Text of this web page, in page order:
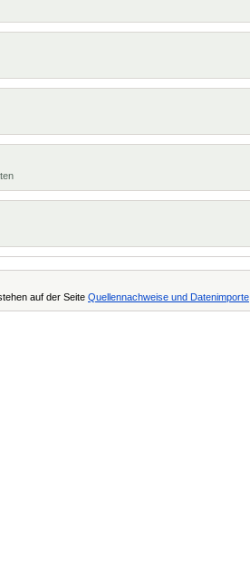
auf der Seite Quellennachweise und Datenimporte